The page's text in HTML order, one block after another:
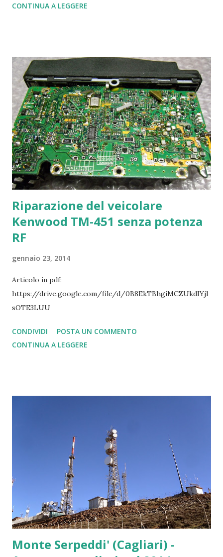
CONTINUA A LEGGERE
Riparazione del veicolare
Kenwood TM-451 senza potenza
RF
gennaio 23, 2014
Articolo in pdf:
https://drive.google.com/file/d/0B8EkTBhgiMCZUkdIYjl
sOTE3LUU
CONDIVIDI
POSTA UN COMMENTO
CONTINUA A LEGGERE
Monte Serpeddi' (Cagliari) -